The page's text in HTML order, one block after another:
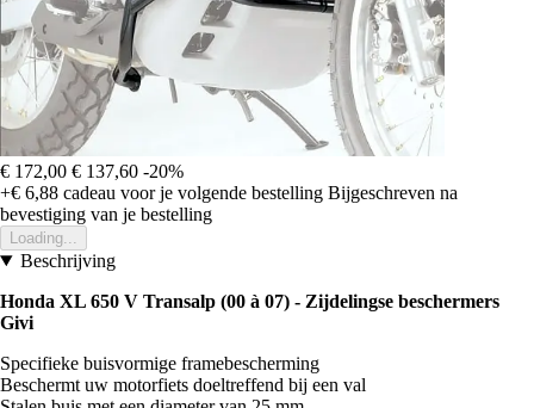
€ 172,00 € 137,60 -20%
+€ 6,88 cadeau voor je volgende bestelling Bijgeschreven na
bevestiging van je bestelling
Loading...
Beschrijving
Honda XL 650 V Transalp (00 à 07) - Zijdelingse beschermers
Givi
Specifieke buisvormige framebescherming
Beschermt uw motorfiets doeltreffend bij een val